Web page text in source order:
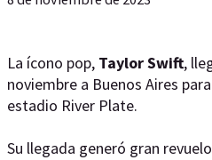
La ícono pop, TaylorSwift,
noviembre a Buenos Aires
estadio River Plate.
Su llegada generó gran